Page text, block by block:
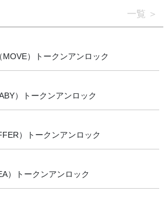
一覧
）トークンアンロック
）トークンアンロック
）トークンアンロック
）トークンアンロック